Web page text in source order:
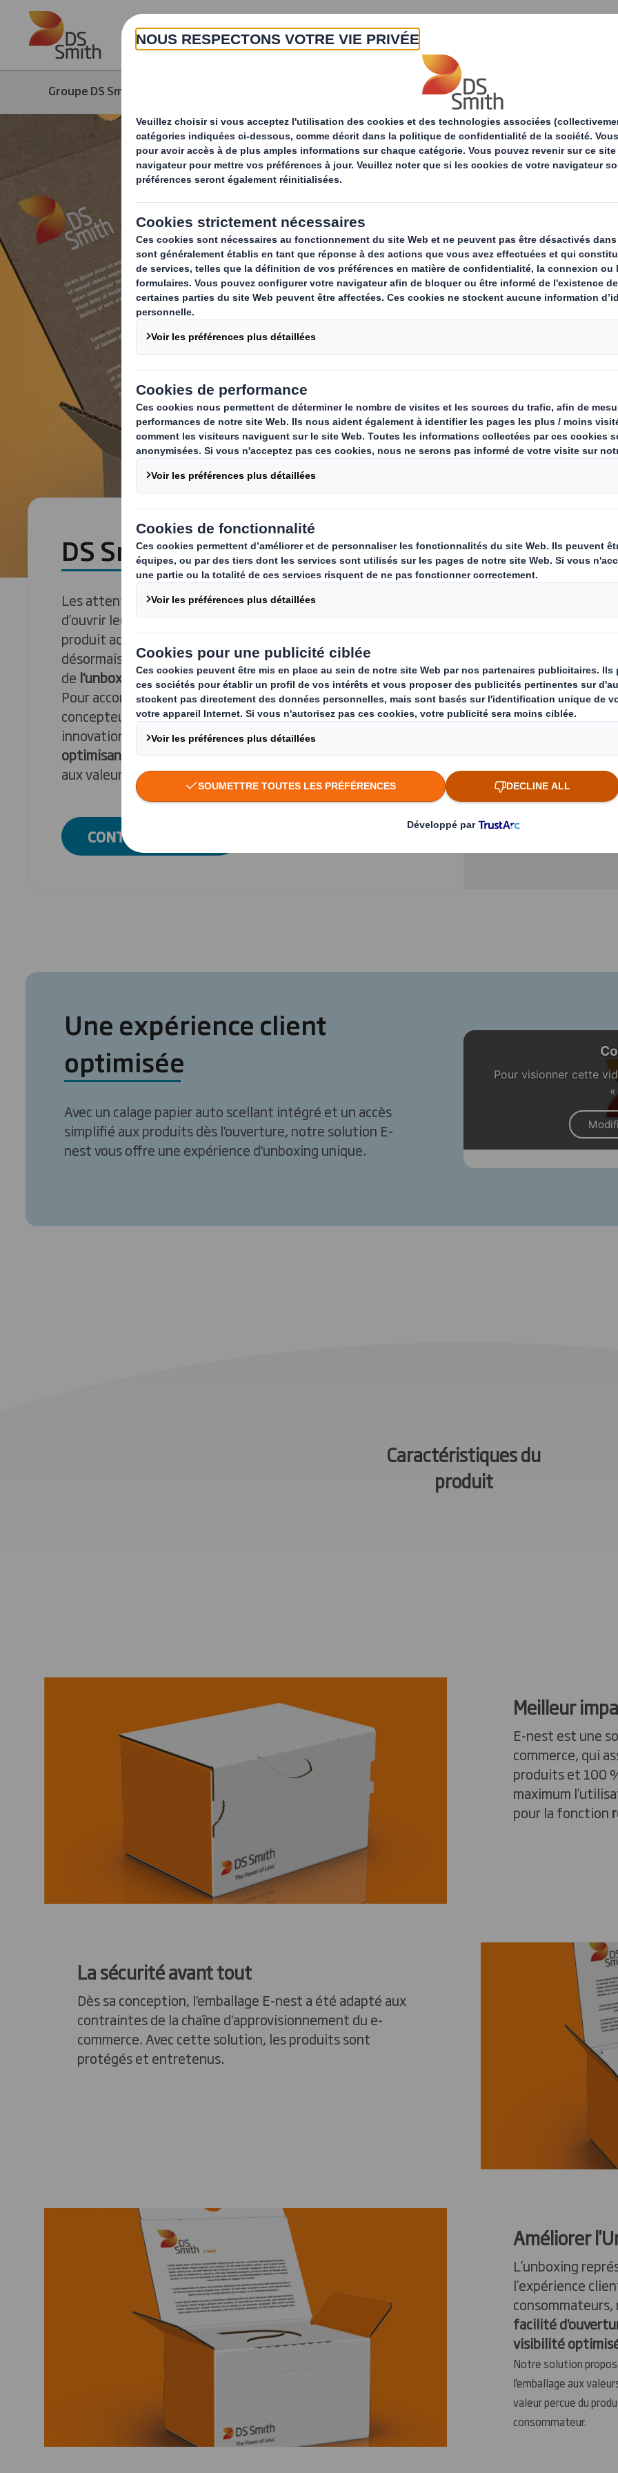
Skip to main content
A propos Produits & Services
Groupe DS Smith Solutions d'emballage
Une
DS Smith E-nest
Les attentes des e-acheteurs sont élevées au moment
d’ouvrir leurs colis. La satisfaction ressentie à recevoir le
produit acheté en ligne n’est plus suffisante, il faut
désormais offrir lameilleure expériencepossible au moment
de l'unboxing.
Pour accompagner nos clients face à ce nouveau défi, nos
concepteurs ont développé la solutionE-nest. Cette
innovation assure uneprotectiondes produits tout en
optimisant l'experience clientgrâce à undesign personnalisé
aux valeurs de la marque.
CONTACTEZ-NOUS
Carousel. Use
Previous slide
Pour visionner cette
Une expérience client
optimisée
Avec un calage papier auto scellant intégré et un accès
simplifié aux produits dès l'ouverture, notre solution E-
nest vous offre une expérience d'unboxing unique.
Caractéristiques du
produit
Meilleur
E-nest est une
commerce, qui
produits et 100
maximum
pour la fonction
La sécurité avant tout
Dès sa conception, l'emballage E-nest a été adapté aux
contraintes de la chaîne d'approvisionnement du e-
commerce. Avec cette solution, les produits sont
protégés et entretenus.
Améliorer
L’unboxing
l’expérience
facilité
visibilité
Notre solution
l'emballage aux
valeur percue du
consommateur.